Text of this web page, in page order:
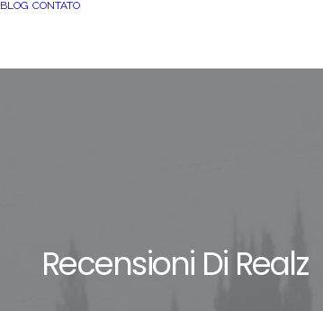
BLOG CONTATO
Recensioni Di Realz